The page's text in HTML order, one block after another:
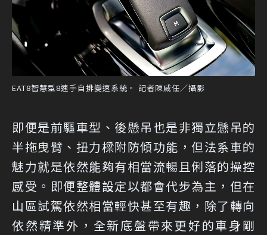
EAT8智慧型8速手自排變速系統。 記者陳威任／攝影
即便是前驅車型、後懸吊也是非獨立懸吊的
半拖曳臂、扭力樑附防傾功能，但法系車的
魅力就是依然能夠有相當流暢且俐落的操控
感受。即便整體設定以都會代步為主，但在
山區試駕依然相當輕快甚至有趣，除了轉向
依然精準外，全新底盤帶來更好的車身剛